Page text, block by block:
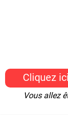
Cliquez
Vous allez